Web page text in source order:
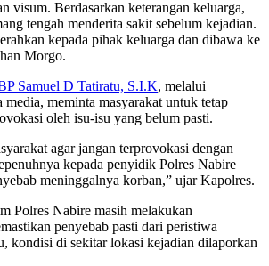
visum. Berdasarkan keterangan keluarga,
tengah menderita sakit sebelum kejadian.
kepada pihak keluarga dan dibawa ke
Morgo.
Samuel D Tatiratu, S.I.K, melalui
media, meminta masyarakat untuk tetap
oleh isu-isu yang belum pasti.
agar jangan terprovokasi dengan
kepada penyidik Polres Nabire
meninggalnya korban,” ujar Kapolres.
Polres Nabire masih melakukan
penyebab pasti dari peristiwa
kondisi di sekitar lokasi kejadian dilaporkan